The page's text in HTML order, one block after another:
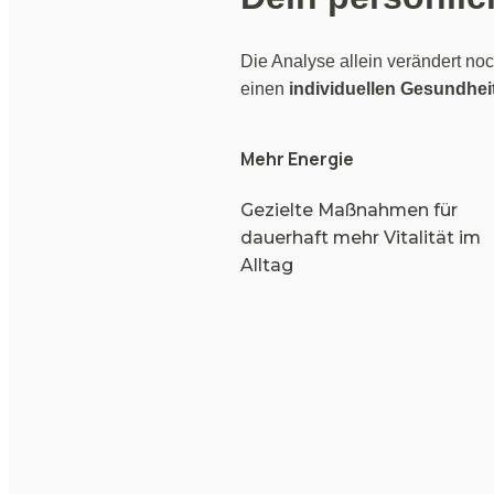
Die Analyse allein verändert
einen individuellen
Mehr Energie
Gezielte Maßnahmen für
dauerhaft mehr Vitalität im
Alltag